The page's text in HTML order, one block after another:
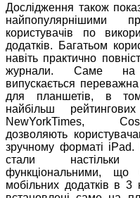
Дослідження також
найпопулярнішими
користувачів по
додатків. Багатьом
навіть практично
журнали. Саме на
випускається переважна
для планшетів, в
найбільш
NewYorkTimes,
дозволяють
зручному форматі iPad.
стали
функціональними, що
мобільних додатків в 3